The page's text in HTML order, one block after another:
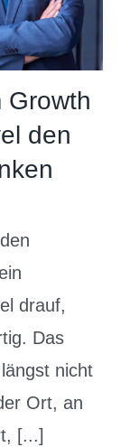
Growth
den
drauf,
Das
nicht
Ort, an
[...]